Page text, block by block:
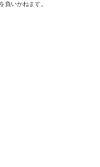
負いかねます。